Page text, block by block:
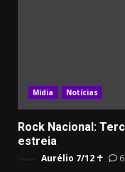
Mídia Notícias
Rock Nacional:
estreia
Aurélio 7/12 ☥ 6